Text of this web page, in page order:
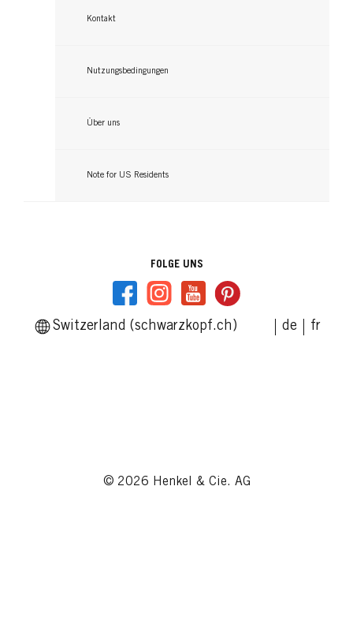
Kontakt
Nutzungsbedingungen
Über uns
Note for US Residents
FOLGE UNS
Switzerland (schwarzkopf.ch) de fr
© 2026 Henkel & Cie. AG